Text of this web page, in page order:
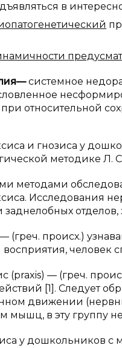
в
—системное
относительной
и гнозиса у
методике Л.
методами
Исследования
отделов,
— (греч. происх.)
восприятия,
(praxis) — (греч.
[1]. Следует
движении
мышц, в эту группу не
у дошкольников